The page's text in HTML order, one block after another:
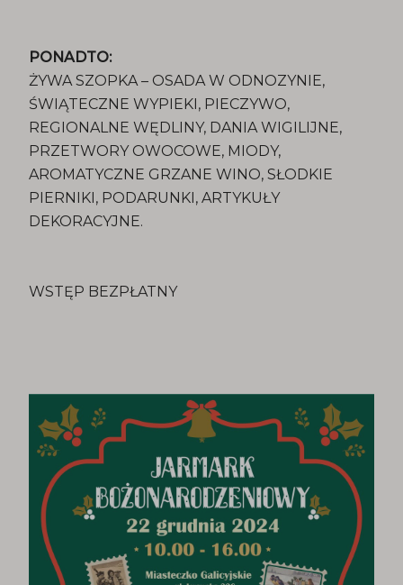
PONADTO:
ŻYWA SZOPKA – OSADA W ODNOZYNIE,
ŚWIĄTECZNE WYPIEKI, PIECZYWO,
REGIONALNE WĘDLINY, DANIA WIGILIJNE,
PRZETWORY OWOCOWE, MIODY,
AROMATYCZNE GRZANE WINO, SŁODKIE
PIERNIKI, PODARUNKI, ARTYKUŁY
DEKORACYJNE.
WSTĘP BEZPŁATNY